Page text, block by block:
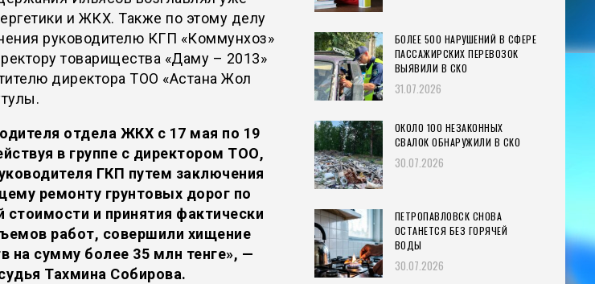
и ЖКХ. Также по этому делу
руководителю КГП «Коммунхоз»
товарищества «Даму – 2013»
директора ТОО «Астана Жол
отдела ЖКХ с 17 мая по 19
в группе с директором ТОО,
ГКП путем заключения
ремонту грунтовых дорог по
и принятия фактически
работ, совершили хищение
на сумму более 35 млн тенге», —
Тахмина Собирова.
БОЛЕЕ 500 НАРУШЕНИЙ В СФЕРЕ
ПАССАЖИРСКИХ ПЕРЕВОЗОК
ВЫЯВИЛИ В СКО
31.07.2026
ОКОЛО 100 НЕЗАКОННЫХ
СВАЛОК ОБНАРУЖИЛИ В СКО
30.07.2026
ПЕТРОПАВЛОВСК СНОВА
ОСТАНЕТСЯ БЕЗ ГОРЯЧЕЙ
ВОДЫ
30.07.2026